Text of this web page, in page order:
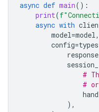
async def main():
print(f
async with
model=model,
config=types
#
#
),